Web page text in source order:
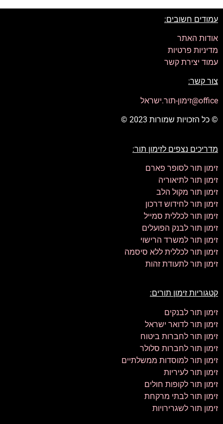
עמודים חשובים:
אודות האתר
מדיניות פרטיות
עמוד יצירת קשר
צור קשר:
office@זימון-תור.ישראל
© כל הזכויות שמורות 2023 ©
מדריכים נצפים לזימון תור:
זימון תור לסופר פארם
זימון תור לתיאוריה
זימון תור מקול הלב
זימון תור לחידוש דרכון
זימון תור לכללית סמייל
זימון תור לבנק הפועלים
זימון תור למשרד הרישוי
זימון תור לכללית ללא סיסמה
זימון תור לתעודת זהות
קטגוריות זימון תורים:
זימון תור לבנקים
זימון תור לדואר ישראל
זימון תור לחברות ביטוח
זימון תור לחברות סלולר
זימון תור למוסדות ממשלתיים
זימון תור לעיריות
זימון תור לקופות חולים
זימון תור לבתי מרקחת
זימון תור לשגרירויות